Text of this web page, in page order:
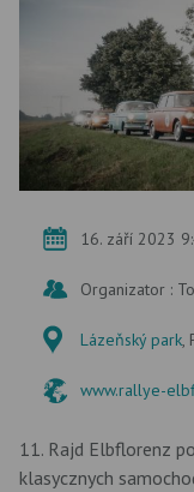
16. září 2023
Organizator :
Lázeňský park,
www.rallye-
11. Rajd Elbflorenz
klasycznych